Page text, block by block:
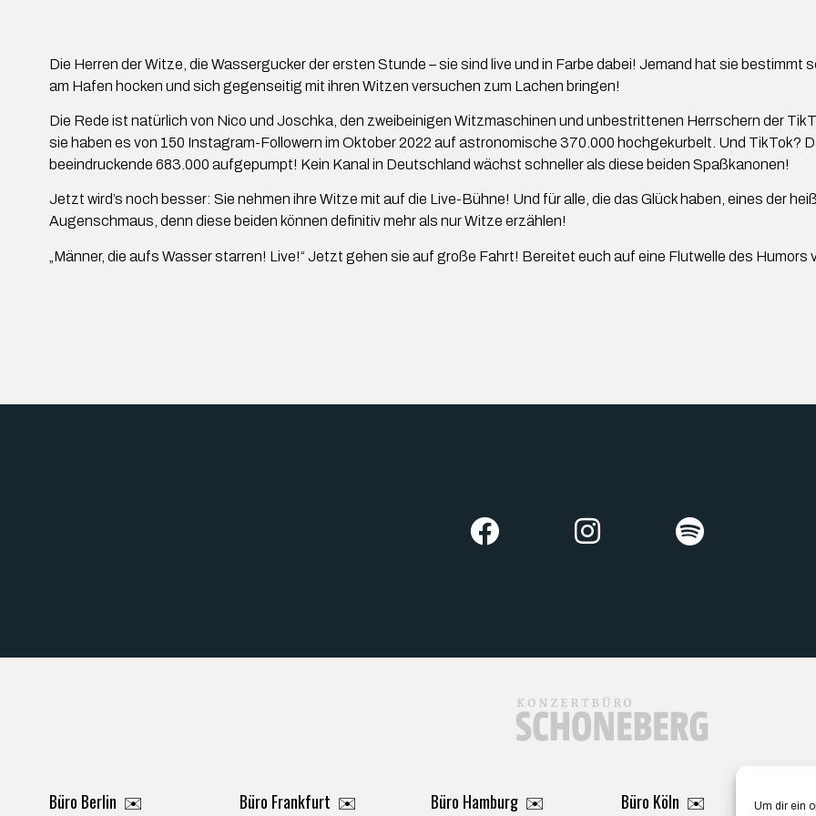
Um dir ein
Die Herren der Witze, die Wassergucker der ersten Stunde – sie sind live und in Farbe dabei! Jemand hat sie
am Hafen hocken und sich gegenseitig mit ihren Witzen versuchen zum Lachen bringen!
Die Rede ist natürlich von Nico und Joschka, den zweibeinigen Witzmaschinen und unbestrittenen Herrschern der
sie haben es von 150 Instagram-Followern im Oktober 2022 auf astronomische 370.000 hochgekurbelt. Und TikTok?
beeindruckende 683.000 aufgepumpt! Kein Kanal in Deutschland wächst schneller als diese beiden Spaßkanonen!
Jetzt wird’s noch besser: Sie nehmen ihre Witze mit auf die Live-Bühne! Und für alle, die das Glück haben, eines der
Augenschmaus, denn diese beiden können definitiv mehr als nur Witze erzählen!
„Männer, die aufs Wasser starren! Live!“ Jetzt gehen sie auf große Fahrt! Bereitet euch auf eine Flutwelle des Humors
Büro Berlin ✉️
Büro Frankfurt ✉️
Büro Hamburg ✉️
Büro Köln ✉️